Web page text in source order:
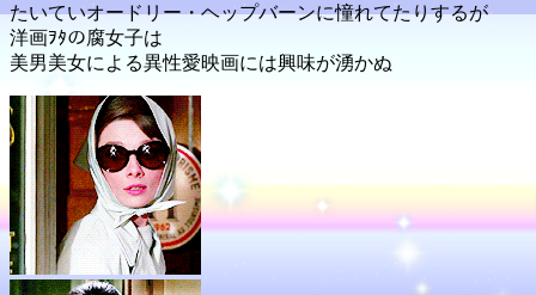
たいていオードリー・ヘップバーンに憧れてたりするが
洋画ｦﾀの腐女子は
美男美女による異性愛映画には興味が湧かぬ